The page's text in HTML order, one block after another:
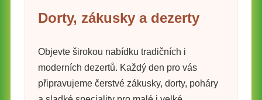
Dorty, zákusky a dezerty
Objevte širokou nabídku tradičních i
moderních dezertů. Každý den pro vás
připravujeme čerstvé zákusky, dorty, poháry